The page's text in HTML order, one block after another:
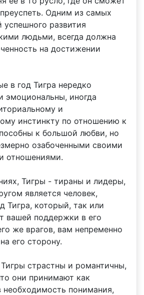
Одним из самых
развития
людьми, всегда должна
на достижении
в год Тигра нередко
эмоциональны, иногда
и
инстинкту по отношению к
к большой любви, но
озабоченными своими
отношениями.
Тигры - тираны и лидеры,
является человек,
Тигра, который, так или
вашей поддержки в его
же врагов, вам непременно
его сторону.
страстны и романтичны,
они принимают как
необходимость понимания,